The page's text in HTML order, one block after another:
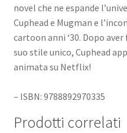
novel che ne espande
Cuphead e Mugman e
cartoon anni ‘30. Dopo
suo stile unico, Cuphead
animata su Netflix!
– ISBN: 9788892970335
Prodotti correlati